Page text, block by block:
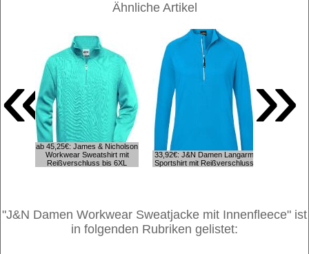
Ähnliche Artikel
«
ab 45,25€: James & Nicholson
Workwear Sweatshirt mit
Reißverschluss bis 6XL
33,92€: J&N Damen Langarm
Sportshirt mit Reißverschluss
»
"J&N Damen Workwear Sweatjacke mit Innenfleece" ist
in folgenden Rubriken gelistet: